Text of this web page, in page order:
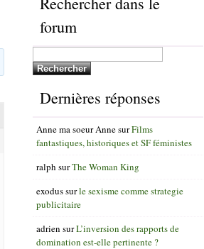
forum
Dernières réponses
Anne ma soeur AnnesurFilms
fantastiques, historiques et SF féministes
ralph surThe Woman King
exodussurle sexisme comme strategie
publicitaire
adrien surL’inversion des rapports de
domination est-elle pertinente ?